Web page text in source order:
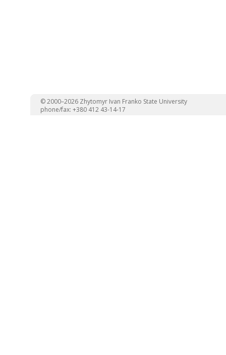
© 2000–2026 Zhytomyr Ivan Franko State University
phone/fax: +380 412 43-14-17